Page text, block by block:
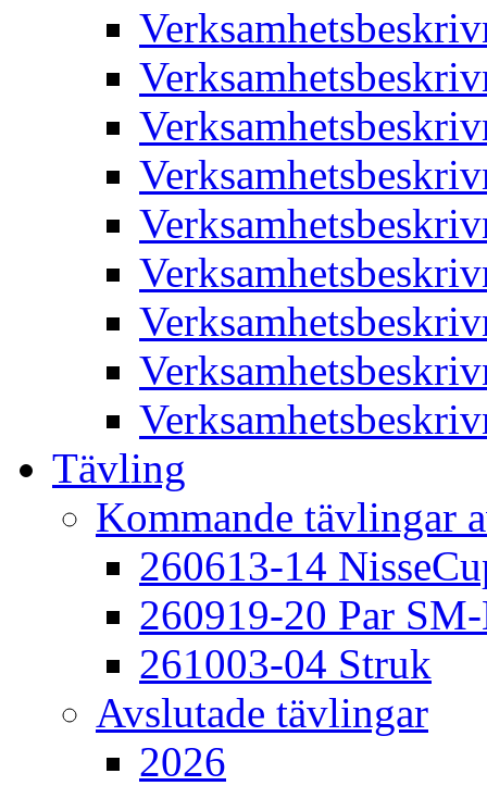
Tävling
Kommande tävlingar
260613-14
260919-20 Par
261003-04 Struk
Avslutade tävlingar
2026